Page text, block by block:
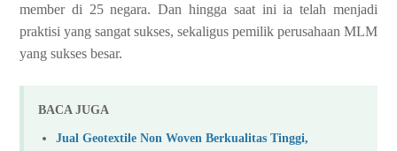
member di 25 negara. Dan hingga saat ini ia telah menjadi
praktisi yang sangat sukses, sekaligus pemilik perusahaan MLM
yang sukses besar.
BACA JUGA
Jual Geotextile Non Woven Berkualitas Tinggi,